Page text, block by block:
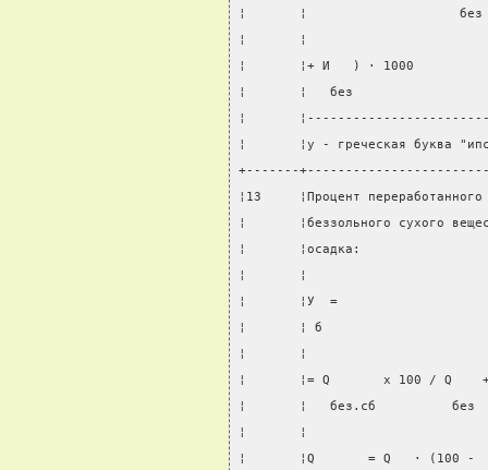
¦       ¦                    без
¦       ¦
¦       ¦+ И   ) · 1000
¦       ¦   без
¦
¦       ¦y - греческая
+-------
¦13     ¦Процент
¦       ¦беззольного
¦       ¦осадка:
¦       ¦
¦       ¦У  =
¦       ¦ б
¦       ¦
¦       ¦= Q       x 100 / Q
¦       ¦   без.сб          без
¦       ¦
¦       ¦Q       = Q   · (100 -